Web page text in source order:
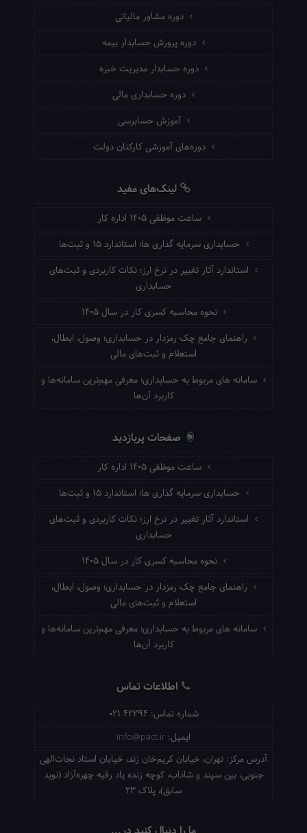
دوره مشاور مالیاتی
دوره پرورش حسابدار بیمه
دوره حسابدار مدیریت خبره
دوره حسابداری مالی
آموزش حسابرسی
دوره‌های آموزشی کارکنان دولت
لینک‌های مفید
ساعت موظفی ۱۴۰۵ اداره کار
حسابداری سرمایه گذاری ها؛ استاندارد ۱۵ و ثبت‌ها
استاندارد آثار تغییر در نرخ ارز؛ نکات کاربردی و ثبت‌های
حسابداری
نحوه محاسبه کسری کار در سال ۱۴۰۵
راهنمای جامع چک رمزدار در حسابداری؛ وصول، ابطال،
استعلام و ثبت‌های مالی
سامانه های مربوط به حسابداری؛ معرفی مهم‌ترین سامانه‌ها و
کاربرد آن‌ها
صفحات پربازدید
ساعت موظفی ۱۴۰۵ اداره کار
حسابداری سرمایه گذاری ها؛ استاندارد ۱۵ و ثبت‌ها
استاندارد آثار تغییر در نرخ ارز؛ نکات کاربردی و ثبت‌های
حسابداری
نحوه محاسبه کسری کار در سال ۱۴۰۵
راهنمای جامع چک رمزدار در حسابداری؛ وصول، ابطال،
استعلام و ثبت‌های مالی
سامانه های مربوط به حسابداری؛ معرفی مهم‌ترین سامانه‌ها و
کاربرد آن‌ها
اطلاعات تماس
شماره تماس: 021 42294
ایمیل: info@pact.ir
آدرس مرکز: تهران، خیابان کریم‌خان زند، خیابان استاد نجات‌الهی
جنوبی، بین سپند و شاداب، کوچه زنده یاد رقیه چهره‌آزاد (نوید
سابق)، پلاک 23